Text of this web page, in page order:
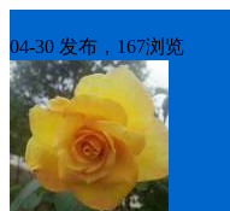
04-30 发布，167浏览